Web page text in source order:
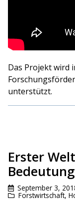
Das Projekt wird
unterstützt.
Erster
September 3,
Forstwirtschaft,